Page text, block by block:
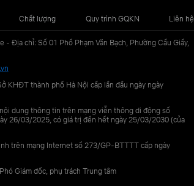
Chất lượng Quy trình GQKN Liên hệ
Địa chỉ: Số 01 Phố Phạm Văn Bạch, Phường Cầu Giấy,
KHĐT thành phố Hà Nội cấp lần đầu ngày ngày
dung thông tin trên mạng viễn thông di động số
26/03/2025, có giá trị đến hết ngày 25/03/2030 (của
trên mạng Internet số 273/GP-BTTTT cấp ngày
Giám đốc, phụ trách Trung tâm